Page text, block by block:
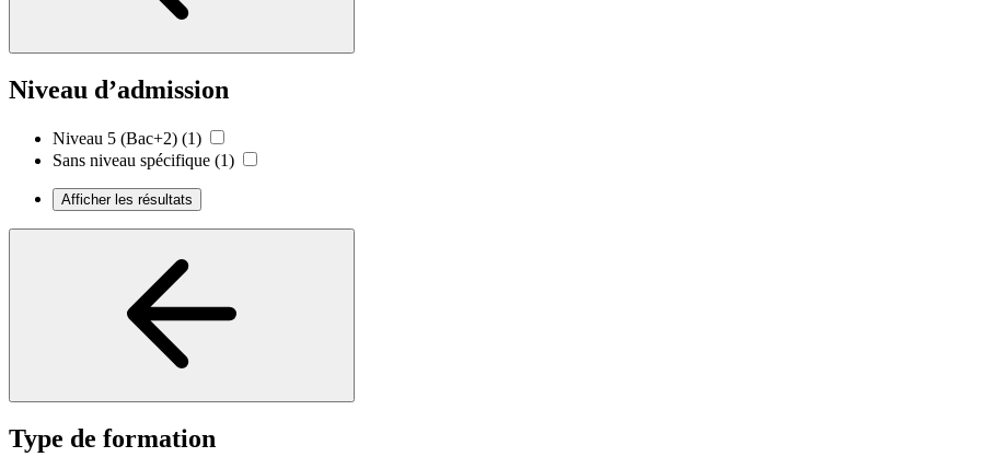
Niveau d’admission
Niveau 5 (Bac+2) (1)
Sans niveau spécifique (1)
Afficher les résultats
Type de formation